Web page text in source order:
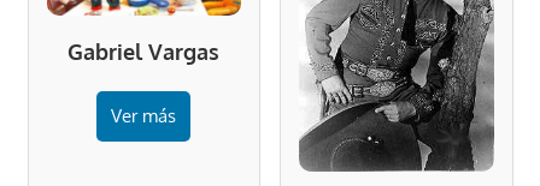
Gabriel Vargas
Ver más